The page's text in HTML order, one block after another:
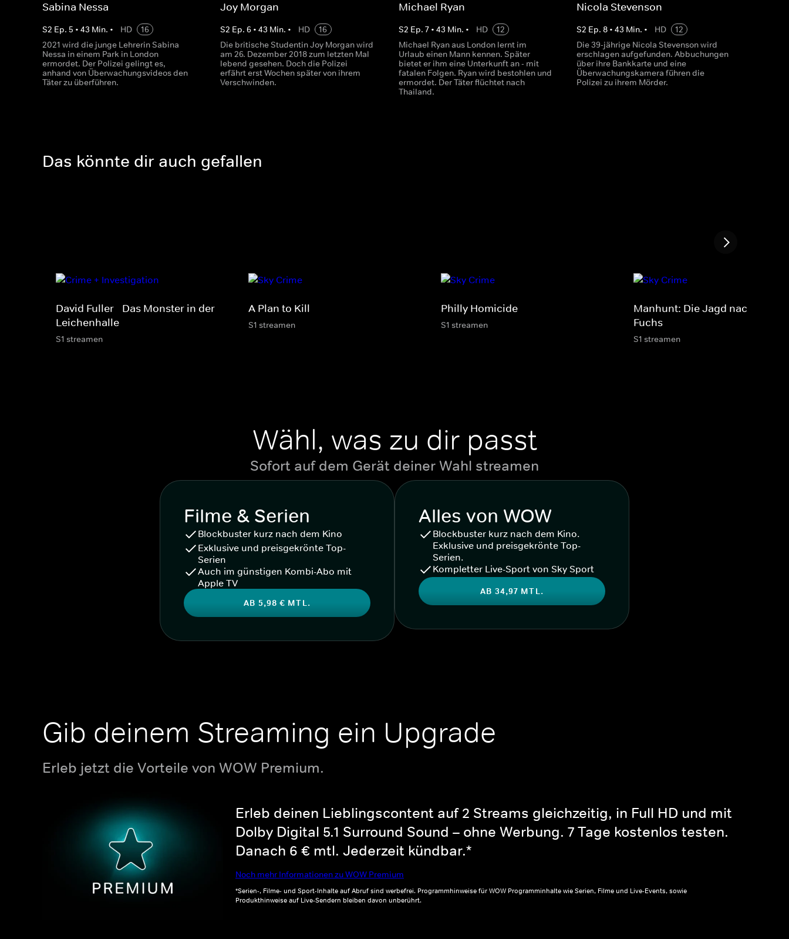
Sabina Nessa
S2 Ep. 5 • 43 Min. • HD
16
2021 wird die junge Lehrerin Sabina
Nessa in einem Park in London
ermordet. Der Polizei gelingt es,
anhand von Überwachungsvideos den
Täter zu überführen.
Joy Morgan
S2 Ep.6 •43 Min. • HD
16
Die britische Studentin Joy Morgan wird
am 26. Dezember 2018 zum letzten Mal
lebend gesehen. Doch die Polizei
erfährt erst Wochen später von ihrem
Verschwinden.
Michael Ryan
S2 Ep. 7• 43 Min. • HD
12
Michael Ryan aus London lernt im
Urlaub einen Mann kennen. Später
bietet er ihm eine Unterkunft an - mit
fatalen Folgen. Ryan wird bestohlen und
ermordet. Der Täter flüchtet nach
Thailand.
Nicola Stevenson
S2 Ep. 8• 43 Min. • HD
12
Die 39-jährige Nicola Stevenson wird
erschlagen aufgefunden. Abbuchungen
über ihre Bankkarte und eine
Überwachungskamera führen die
Polizei zu ihrem Mörder.
Das könnte dir auch gefallen
David Fuller - Das Monster in der
Leichenhalle
S1 streamen
A Plan to Kill
S1 streamen
Philly Homicide
S1 streamen
Manhunt: Die Jagd nach dem
Fuchs
S1 streamen
Wähl, was zu dir passt
Sofort auf dem Gerät deiner Wahl streamen
Filme & Serien
Blockbuster kurz nach dem Kino
Exklusive und preisgekrönte Top-
Serien
Auch im günstigen Kombi-Abo mit
Apple TV
AB 5,98 € MTL.
Alles von WOW
Blockbuster kurz nach dem Kino.
Exklusive und preisgekrönte Top-
Serien.
Kompletter Live-Sport von Sky Sport
AB 34,97 MTL.
Gib deinem Streaming ein Upgrade
Erleb jetzt die Vorteile von WOW Premium.
Erleb deinen Lieblingscontent auf 2 Streams gleichzeitig, in Full HD und mit
Dolby Digital 5.1 Surround Sound – ohne Werbung. 7 Tage kostenlos testen.
Danach 6 € mtl. Jederzeit kündbar.*
Noch mehr Informationen zu WOW Premium
*Serien-, Filme- und Sport-Inhalte auf Abruf sind werbefrei. Programmhinweise für WOW Programminhalte wie Serien, Filme und Live-Events, sowie
Produkthinweise auf Live-Sendern bleiben davon unberührt.